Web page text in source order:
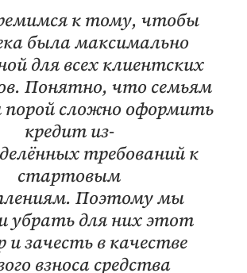
к тому, чтобы
была максимально
для всех клиентских
Понятно, что семьям
порой сложно оформить
кредит из-
требований к
стартовым
Поэтому мы
убрать для них этот
и зачесть в качестве
взноса средства